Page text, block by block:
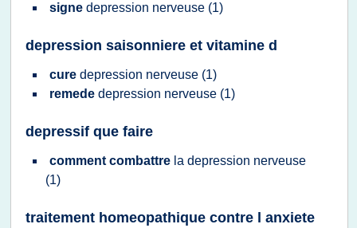
signe depression nerveuse (1)
depression saisonniere et vitamine d
cure depression nerveuse (1)
remede depression nerveuse (1)
depressif que faire
comment combattre la depression nerveuse
(1)
traitement homeopathique contre l anxiete